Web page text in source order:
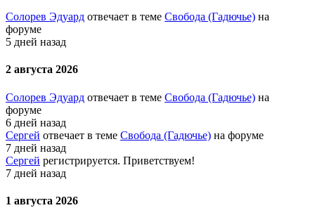
Солорев Эдуард отвечает в теме Свобода (Гадючье) на
форуме
5 дней назад
2 августа 2026
Солорев Эдуард отвечает в теме Свобода (Гадючье) на
форуме
6 дней назад
Сергей отвечает в теме Свобода (Гадючье) на форуме
7 дней назад
Сергей регистрируется. Приветствуем!
7 дней назад
1 августа 2026